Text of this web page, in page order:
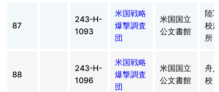
87
243-H-
1093
米国戦略
爆撃調査
団
米国国立
公文書館
陸
校
所
88
243-H-
1096
米国戦略
爆撃調査
団
米国国立
公文書館
舟
校